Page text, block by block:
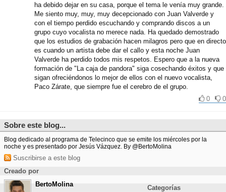
ha debido dejar en su casa, porque el tema le venía muy grande.
Me siento muy, muy, muy decepcionado con Juan Valverde y
con el tiempo perdido escuchando y comprando discos a un
grupo cuyo vocalista no merece nada. Ha quedado demostrado
que los estudios de grabación hacen milagros pero que en directo
es cuando un artista debe dar el callo y esta noche Juan
Valverde ha perdido todos mis respetos. Espero que a la nueva
formación de "La caja de pandora" siga cosechando éxitos y que
sigan ofreciéndonos lo mejor de ellos con el nuevo vocalista,
Paco Zárate, que siempre fue el cerebro de el grupo.
0
0
Sobre este blog...
Blog dedicado al programa de Telecinco que se emite los miércoles por la
noche y es presentado por Jesús Vázquez. By @BertoMolina
Suscribirse a este blog
Creado por
BertoMolina
Categorías